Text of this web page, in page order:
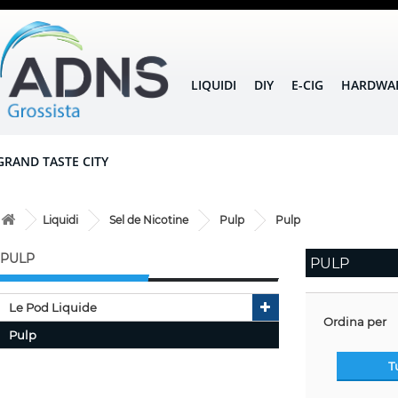
LIQUIDI DIY E-CIG
TASTE CITY
Liquidi Sel de Nicotine Pulp Pulp
PULP
Le Pod Liquide
Pulp
PULP
Ordina per